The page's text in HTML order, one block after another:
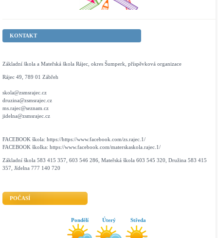
KONTAKT
Základní škola a Mateřská škola Rájec, okres Šumperk, příspěvková organizace
Rájec 49, 789 01 Zábřeh
skola@zsmsrajec.cz
druzina@zsmsrajec.cz
ms.rajec@seznam.cz
jidelna@zsmsrajec.cz
FACEBOOK škola: https://https://www.facebook.com/zs.rajec.1/
FACEBOOK školka: https://www.facebook.com/materskaskola.rajec.1/
Základní škola 583 415 357, 603 546 286, Mateřská škola 603 545 320, Družina 583 415
357, Jídelna 777 140 720
POČASÍ
Pondělí Úterý Středa